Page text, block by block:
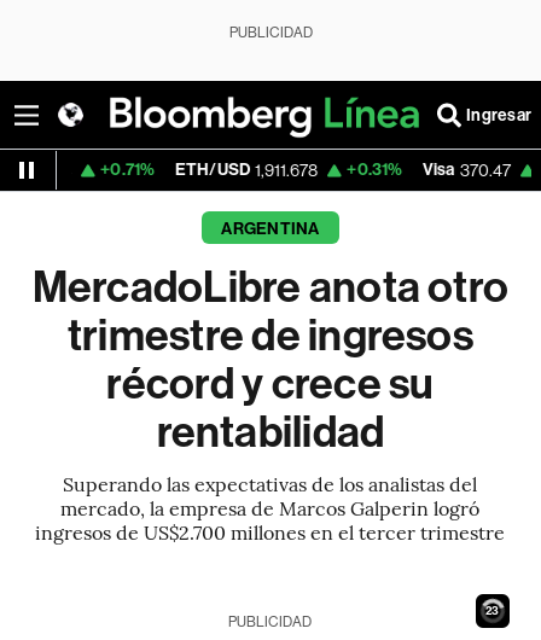
PUBLICIDAD
Ingresar
ETH/USD 1,911.678 +0.31% Visa 370.47 +0.52%
ARGENTINA
MercadoLibre anota otro
trimestre de ingresos
récord y crece su
rentabilidad
Superando las expectativas de los analistas del
mercado, la empresa de Marcos Galperin logró
ingresos de US$2.700 millones en el tercer trimestre
22
PUBLICIDAD